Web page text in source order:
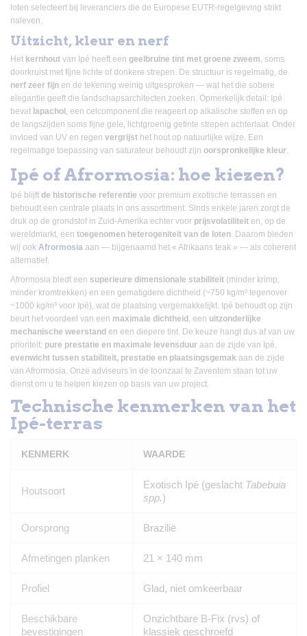
loten selecteert bij leveranciers die de Europese EUTR-regelgeving strikt
naleven.
Uitzicht, kleur en nerf
Het kernhout van Ipé heeft een geelbruine tint met groene zweem, soms
doorkruist met fijne lichte of donkere strepen. De structuur is regelmatig, de
nerf zeer fijn en de tekening weinig uitgesproken — wat het die sobere
elegantie geeft die landschapsarchitecten zoeken. Opmerkelijk detail: Ipé
bevat lapachol , een celcomponent die reageert op alkalische stoffen en op
de langszijden soms fijne gele, lichtgroenig getinte strepen achterlaat. Onder
invloed van UV en regen vergrijst het hout op natuurlijke wijze. Een
regelmatige toepassing van saturateur behoudt zijn oorspronkelijke kleur.
Ipé of Afrormosia: hoe kiezen?
Ipé blijft de historische referentie voor premium exotische terrassen en
behoudt een centrale plaats in ons assortiment. Sinds enkele jaren zorgt de
druk op de grondstof in Zuid-Amerika echter voor prijsvolatiliteit en, op de
wereldmarkt, een toegenomen heterogeniteit van de loten . Daarom bieden
wij ook Afrormosia aan — bijgenaamd het « Afrikaans teak » — als coherent
alternatief.
Afrormosia biedt een superieure dimensionale stabiliteit (minder krimp,
minder kromtrekken) en een gematigdere dichtheid (~750 kg/m³ tegenover
~1000 kg/m³ voor Ipé), wat de plaatsing vergemakkelijkt. Ipé behoudt op zijn
beurt het voordeel van een maximale dichtheid , een uitzonderlijke
mechanische weerstand en een diepere tint. De keuze hangt dus af van uw
prioriteit: pure prestatie en maximale levensduur aan de zijde van Ipé,
evenwicht tussen stabiliteit, prestatie en plaatsingsgemak aan de zijde
van Afrormosia. Onze adviseurs in de toonzaal te Zaventem staan tot uw
dienst om u te helpen kiezen op basis van uw project.
Technische kenmerken van het
Ipé-terras
KENMERK WAARDE
Houtsoort
Exotisch Ipé (geslacht Tabebuia
spp.)
Oorsprong Brazilië
Afmetingen planken 21 × 140 mm
Profiel Glad, niet omkeerbaar
Beschikbare
bevestigingen
Onzichtbare B-Fix (rvs) of
klassiek geschroefd